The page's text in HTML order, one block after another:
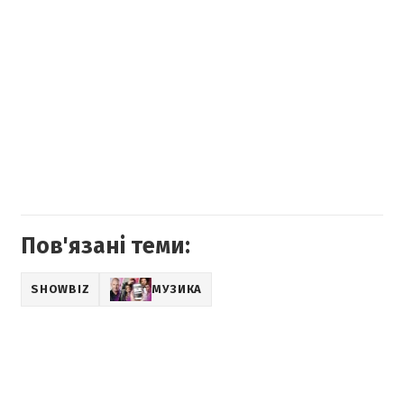
Пов'язані теми:
SHOWBIZ МУЗИКА